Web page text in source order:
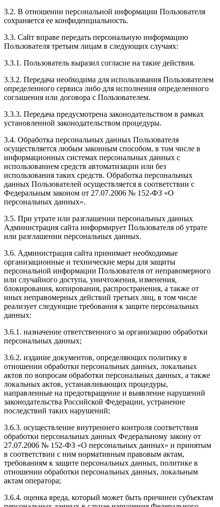
3.2. В отношении персональной информации Пользователя
сохраняется ее конфиденциальность.
3.3. Сайт вправе передать персональную информацию
Пользователя третьим лицам в следующих случаях:
3.3.1. Пользователь выразил согласие на такие действия.
3.3.2. Передача необходима для использования Пользователем
определенного сервиса либо для исполнения определенного
соглашения или договора с Пользователем.
3.3.3. Передача предусмотрена законодательством в рамках
установленной законодательством процедуры.
3.4. Обработка персональных данных Пользователя
осуществляется любым законным способом, в том числе в
информационных системах персональных данных с
использованием средств автоматизации или без
использования таких средств. Обработка персональных
данных Пользователей осуществляется в соответствии с
Федеральным законом от 27.07.2006 № 152-ФЗ «О
персональных данных».
3.5. При утрате или разглашении персональных данных
Администрация сайта информирует Пользователя об утрате
или разглашении персональных данных.
3.6. Администрация сайта принимает необходимые
организационные и технические меры для защиты
персональной информации Пользователя от неправомерного
или случайного доступа, уничтожения, изменения,
блокирования, копирования, распространения, а также от
иных неправомерных действий третьих лиц, в том числе
реализует следующие требования к защите персональных
данных:
3.6.1. назначение ответственного за организацию обработки
персональных данных;
3.6.2. издание документов, определяющих политику в
отношении обработки персональных данных, локальных
актов по вопросам обработки персональных данных, а также
локальных актов, устанавливающих процедуры,
направленные на предотвращение и выявление нарушений
законодательства Российской Федерации, устранение
последствий таких нарушений;
3.6.3. осуществление внутреннего контроля соответствия
обработки персональных данных Федеральному закону от
27.07.2006 № 152-ФЗ «О персональных данных» и принятым
в соответствии с ним нормативным правовым актам,
требованиям к защите персональных данных, политике в
отношении обработки персональных данных, локальным
актам оператора;
3.6.4. оценка вреда, который может быть причинен субъектам